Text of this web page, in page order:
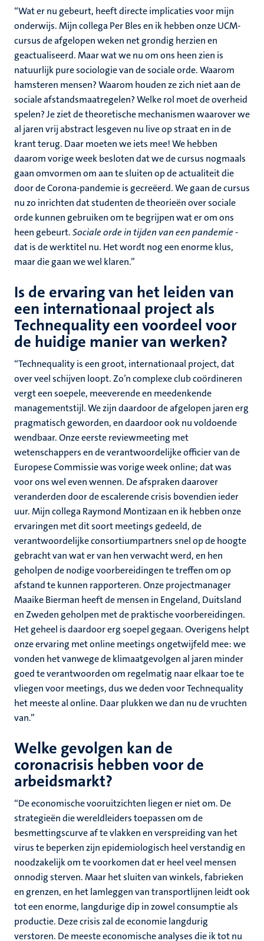
“Wat er nu gebeurt, heeft directe implicaties voor mijn
onderwijs. Mijn collega Per Bles en ik hebben onze UCM-
cursus de afgelopen weken net grondig herzien en
geactualiseerd. Maar wat we nu om ons heen zien is
natuurlijk pure sociologie van de sociale orde. Waarom
hamsteren mensen? Waarom houden ze zich niet aan de
sociale afstandsmaatregelen? Welke rol moet de overheid
spelen? Je ziet de theoretische mechanismen waarover we
al jaren vrij abstract lesgeven nu live op straat en in de
krant terug. Daar moeten we iets mee! We hebben
daarom vorige week besloten dat we de cursus nogmaals
gaan omvormen om aan te sluiten op de actualiteit die
door de Corona-pandemie is gecreëerd. We gaan de cursus
nu zo inrichten dat studenten de theorieën over sociale
orde kunnen gebruiken om te begrijpen wat er om ons
heen gebeurt.Sociale orde in tijden van een pandemie-
dat is de werktitel nu. Het wordt nog een enorme klus,
maar die gaan we wel klaren.”
Is de ervaring van het leiden van
een internationaal project als
Technequality een voordeel voor
de huidige manier van werken?
“Technequality is een groot, internationaal project, dat
over veel schijven loopt. Zo’n complexe club coördineren
vergt een soepele, meeverende en meedenkende
managementstijl. We zijn daardoor de afgelopen jaren erg
pragmatisch geworden, en daardoor ook nu voldoende
wendbaar. Onze eerste reviewmeeting met
wetenschappers en de verantwoordelijke officier van de
Europese Commissie was vorige week online; dat was
voor ons wel even wennen. De afspraken daarover
veranderden door de escalerende crisis bovendien ieder
uur. Mijn collega Raymond Montizaan en ik hebben onze
ervaringen met dit soort meetings gedeeld, de
verantwoordelijke consortiumpartners snel op de hoogte
gebracht van wat er van hen verwacht werd, en hen
geholpen de nodige voorbereidingen te treffen om op
afstand te kunnen rapporteren. Onze projectmanager
Maaike Bierman heeft de mensen in Engeland, Duitsland
en Zweden geholpen met de praktische voorbereidingen.
Het geheel is daardoor erg soepel gegaan. Overigens helpt
onze ervaring met online meetings ongetwijfeld mee: we
vonden het vanwege de klimaatgevolgen al jaren minder
goed te verantwoorden om regelmatig naar elkaar toe te
vliegen voor meetings, dus we deden voor Technequality
het meeste al online. Daar plukken we dan nu de vruchten
van.”
Welke gevolgen kan de
coronacrisis hebben voor de
arbeidsmarkt?
“De economische vooruitzichten liegen er niet om. De
strategieën die wereldleiders toepassen om de
besmettingscurve af te vlakken en verspreiding van het
virus te beperken zijn epidemiologisch heel verstandig en
noodzakelijk om te voorkomen dat er heel veel mensen
onnodig sterven. Maar het sluiten van winkels, fabrieken
en grenzen, en het lamleggen van transportlijnen leidt ook
tot een enorme, langdurige dip in zowel consumptie als
productie. Deze crisis zal de economie langdurig
verstoren. De meeste economische analyses die ik tot nu